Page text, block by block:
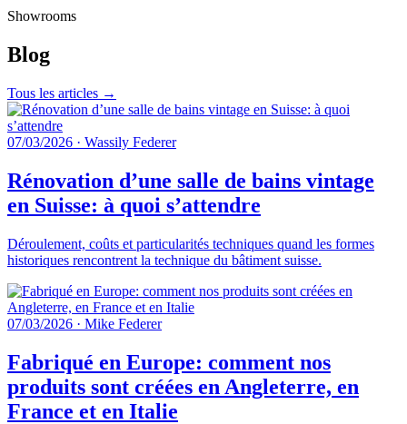
Showrooms
Blog
Tous les articles →
07/03/2026 · Wassily Federer
Rénovation d’une salle de bains vintage
en Suisse: à quoi s’attendre
Déroulement, coûts et particularités techniques quand les formes
historiques rencontrent la technique du bâtiment suisse.
07/03/2026 · Mike Federer
Fabriqué en Europe: comment nos
produits sont créées en Angleterre, en
France et en Italie